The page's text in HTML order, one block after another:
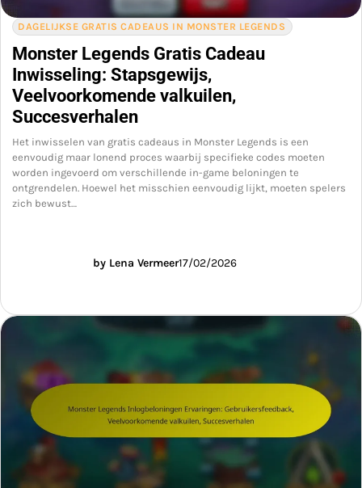
DAGELIJKSE GRATIS CADEAUS IN MONSTER LEGENDS
Monster Legends Gratis Cadeau
Inwisseling: Stapsgewijs,
Veelvoorkomende valkuilen,
Succesverhalen
Het inwisselen van gratis cadeaus in Monster Legends is een
eenvoudig maar lonend proces waarbij specifieke codes moeten
worden ingevoerd om verschillende in-game beloningen te
ontgrendelen. Hoewel het misschien eenvoudig lijkt, moeten spelers
zich bewust…
by Lena Vermeer17/02/2026